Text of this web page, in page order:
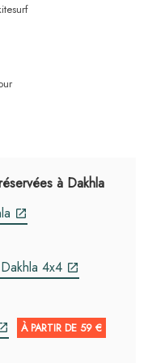
à Dakhla
4x4
À PARTIR DE 59 €